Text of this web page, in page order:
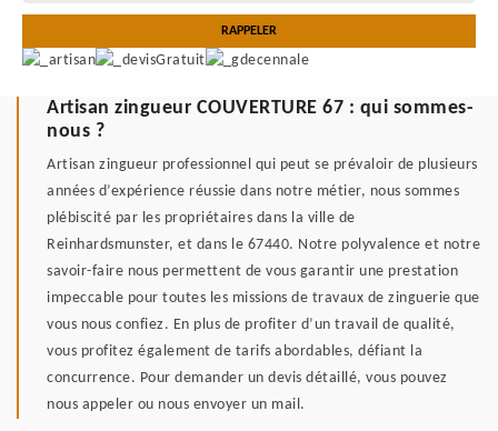
Artisan zingueur COUVERTURE 67 : qui sommes-
nous ?
Artisan zingueur professionnel qui peut se prévaloir de plusieurs
années d’expérience réussie dans notre métier, nous sommes
plébiscité par les propriétaires dans la ville de
Reinhardsmunster, et dans le 67440. Notre polyvalence et notre
savoir-faire nous permettent de vous garantir une prestation
impeccable pour toutes les missions de travaux de zinguerie que
vous nous confiez. En plus de profiter d’un travail de qualité,
vous profitez également de tarifs abordables, défiant la
concurrence. Pour demander un devis détaillé, vous pouvez
nous appeler ou nous envoyer un mail.